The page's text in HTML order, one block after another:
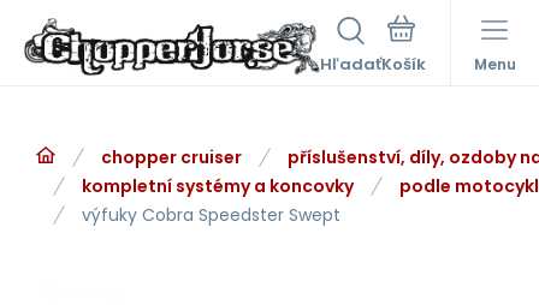
Hľadať Menu
chopper cruiser
příslušenství, díly, ozdoby
kompletní systémy a koncovky
podle
výfuky Cobra Speedster Swept